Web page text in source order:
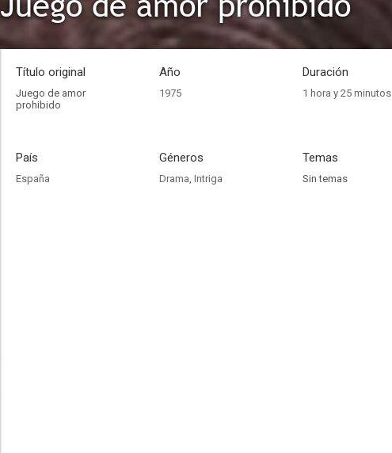
Título original
Juego de amor
prohibido
Año
1975
Duración
1 hora y 25 minutos
País
España
Géneros
Drama, Intriga
Temas
Sin temas